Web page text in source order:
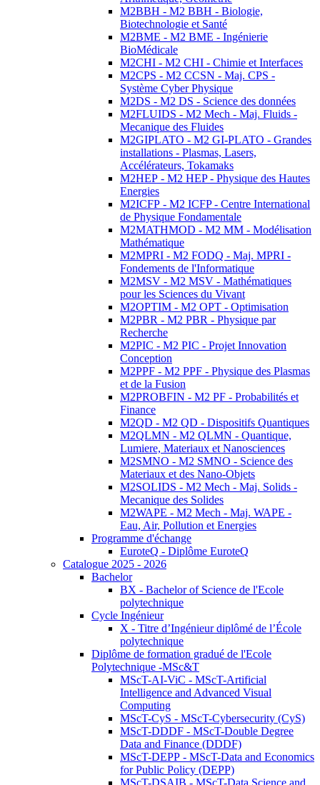
M2BBH - M2 BBH - Biologie,
Biotechnologie et Santé
M2BME - M2 BME - Ingénierie
BioMédicale
M2CHI - M2 CHI - Chimie et Interfaces
M2CPS - M2 CCSN - Maj. CPS -
Système Cyber Physique
M2DS - M2 DS - Science des données
M2FLUIDS - M2 Mech - Maj. Fluids -
Mecanique des Fluides
M2GIPLATO - M2 GI-PLATO - Grandes
installations - Plasmas, Lasers,
Accélérateurs, Tokamaks
M2HEP - M2 HEP - Physique des Hautes
Energies
M2ICFP - M2 ICFP - Centre International
de Physique Fondamentale
M2MATHMOD - M2 MM - Modélisation
Mathématique
M2MPRI - M2 FODQ - Maj. MPRI -
Fondements de l'Informatique
M2MSV - M2 MSV - Mathématiques
pour les Sciences du Vivant
M2OPTIM - M2 OPT - Optimisation
M2PBR - M2 PBR - Physique par
Recherche
M2PIC - M2 PIC - Projet Innovation
Conception
M2PPF - M2 PPF - Physique des Plasmas
et de la Fusion
M2PROBFIN - M2 PF - Probabilités et
Finance
M2QD - M2 QD - Dispositifs Quantiques
M2QLMN - M2 QLMN - Quantique,
Lumiere, Materiaux et Nanosciences
M2SMNO - M2 SMNO - Science des
Materiaux et des Nano-Objets
M2SOLIDS - M2 Mech - Maj. Solids -
Mecanique des Solides
M2WAPE - M2 Mech - Maj. WAPE -
Eau, Air, Pollution et Energies
Programme d'échange
EuroteQ - Diplôme EuroteQ
Catalogue 2025 - 2026
Bachelor
BX - Bachelor of Science de l'Ecole
polytechnique
Cycle Ingénieur
X - Titre d’Ingénieur diplômé de l’École
polytechnique
Diplôme de formation gradué de l'Ecole
Polytechnique -MSc&T
MScT-AI-ViC - MScT-Artificial
Intelligence and Advanced Visual
Computing
MScT-CyS - MScT-Cybersecurity (CyS)
MScT-DDDF - MScT-Double Degree
Data and Finance (DDDF)
MScT-DEPP - MScT-Data and Economics
for Public Policy (DEPP)
MScT-DSAIB - MScT-Data Science and